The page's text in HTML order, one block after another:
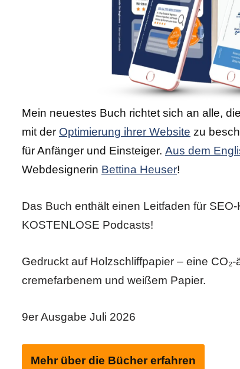
Mein neuestes Buch richtet sich an alle,
mit der Optimierung ihrer Website zu
für Anfänger und Einsteiger. Aus dem
Webdesignerin Bettina Heuser!
Das Buch enthält einen Leitfaden für
KOSTENLOSE Podcasts!
Gedruckt auf Holzschliffpapier – eine
cremefarbenem und weißem Papier.
9er Ausgabe Juli 2026
Mehr über die Bücher erfahren